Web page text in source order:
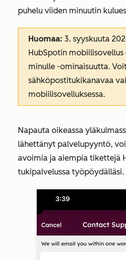
puhelu viiden minuutin
Huomaa: 3. syyskuuta
HubSpotin mobiilisovellus
minulle -ominaisuutta.
sähköpostitukikanavaa
mobiilisovelluksessa.
Napauta oikeassa
lähettänyt palvelupyyntö,
avoimia ja aiempia tikettejä
tukipalvelussa työpöydälläsi.